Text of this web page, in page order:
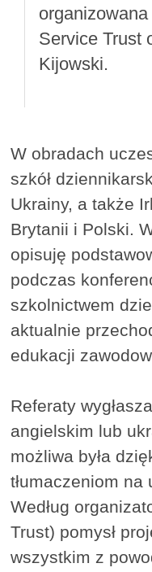
Service Trust
Kijowski.
W obradach
szkół
Ukrainy, a także
Brytanii i Polski.
opisuję
podczas
szkolnictwem
aktualnie
edukacji
Referaty
angielskim lub
możliwa była
tłumaczeniom
Według
Trust) pomysł
wszystkim z